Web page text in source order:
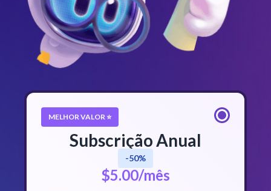
MELHOR VALOR ⭐
Subscrição Anual
-50%
$5.00/mês